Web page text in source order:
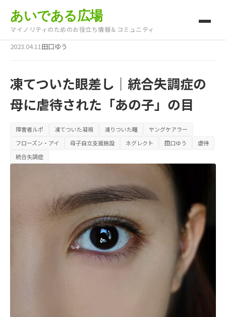
あいである広場
マイノリティのためのお役立ち情報＆コミュニティ
2023.04.11田口ゆう
凍てついた眼差し｜統合失調症の
母に虐待された「あの子」の目
障害者ルポ 凍てついた凝視 凍りついた瞳
ヤングケアラー
フローズン・アイ
母子自立支援施設 ネグレクト 田口ゆう
虐待
統合失調症